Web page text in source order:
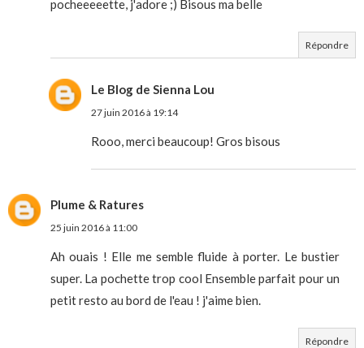
pocheeeeette, j'adore ;) Bisous ma belle
Répondre
Le Blog de Sienna Lou
27 juin 2016 à 19:14
Rooo, merci beaucoup! Gros bisous
Plume & Ratures
25 juin 2016 à 11:00
Ah ouais ! Elle me semble fluide à porter. Le bustier
super. La pochette trop cool Ensemble parfait pour un
petit resto au bord de l'eau ! j'aime bien.
Répondre